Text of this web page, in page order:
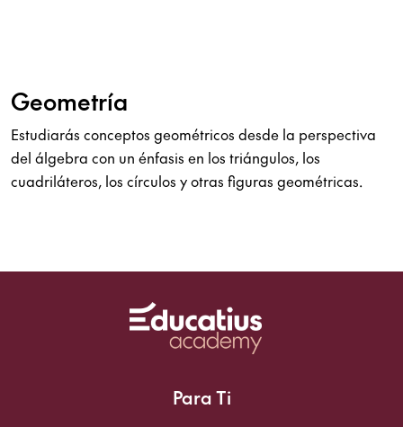
Geometría
Estudiarás conceptos geométricos desde la perspectiva
del álgebra con un énfasis en los triángulos, los
cuadriláteros, los círculos y otras figuras geométricas.
Para Ti